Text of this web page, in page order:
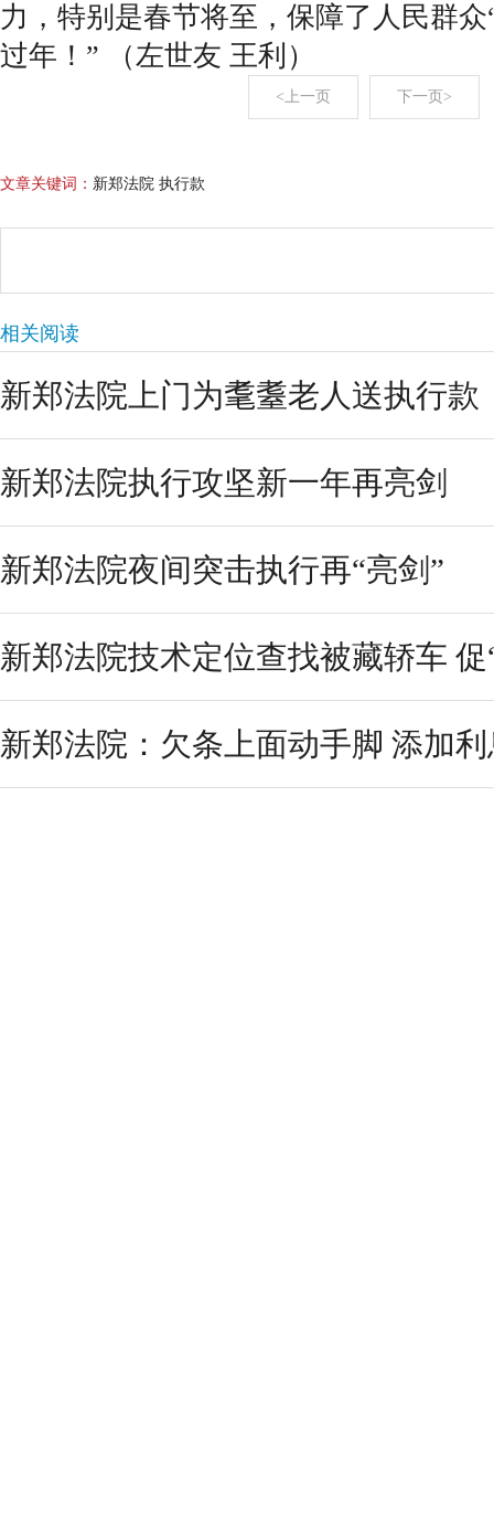
力，特别是春节将至，保障了人民群
过年！” （左世友 王利）
<上一页 下一页>
文章关键词： 新郑法院 执行款
相关阅读
新郑法院上门为耄耋老人送执行款
新郑法院执行攻坚新一年再亮剑
新郑法院夜间突击执行再“亮剑”
新郑法院技术定位查找被藏轿车
新郑法院：欠条上面动手脚 添加